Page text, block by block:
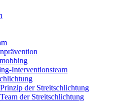
Interventionsteam
Prinzip der Streitschlichtung
Team der Streitschlichtung